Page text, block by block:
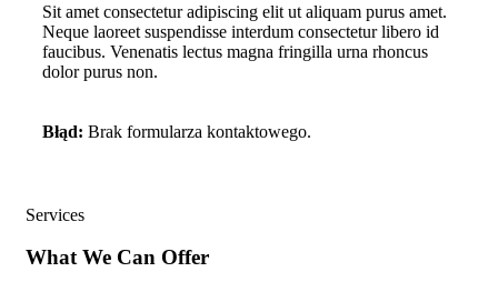
Sit amet consectetur adipiscing elit ut aliquam purus amet.
Neque laoreet suspendisse interdum consectetur libero id
faucibus. Venenatis lectus magna fringilla urna rhoncus
dolor purus non.
Błąd: Brak formularza kontaktowego.
Services
What We Can Offer